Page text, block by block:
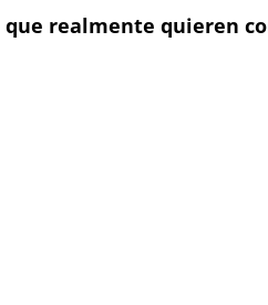
que realmente quieren